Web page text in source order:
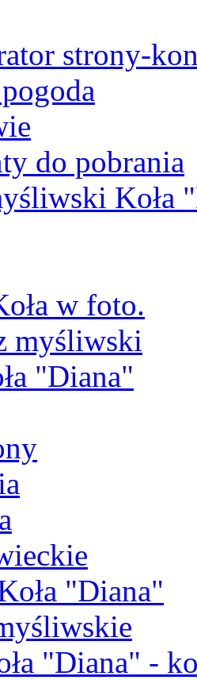
strony-
do pobrania
Koła
w foto.
myśliwski
"Diana"
"Diana"
"Diana" -